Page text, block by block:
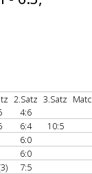
2.Satz 3.Satz
4:6
6:4 10:5
6:0
6:0
7:5